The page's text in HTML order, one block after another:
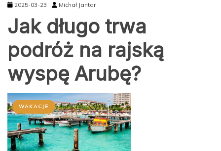
2025-03-23 Michał Jantar
Jak długo trwa
podróż na rajską
wyspę Arubę?
WAKACJE